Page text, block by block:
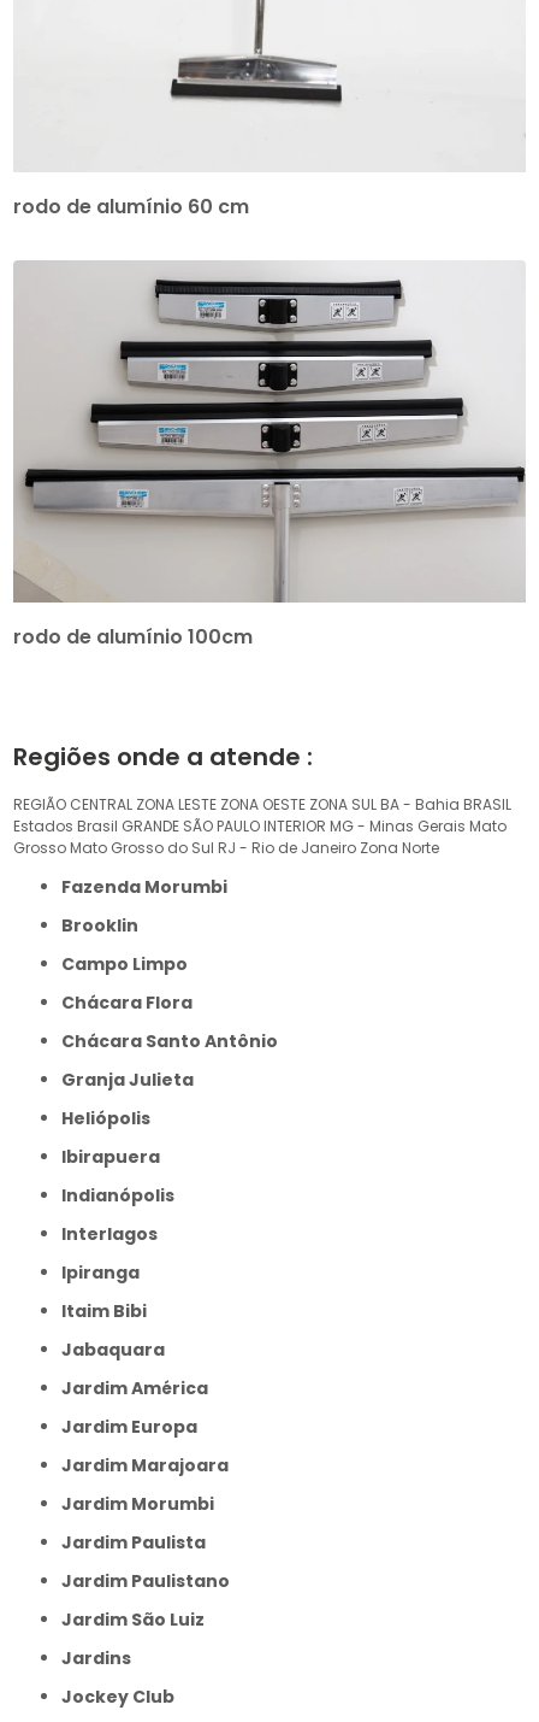
rodo de alumínio 60 cm
rodo de alumínio 100cm
Regiões onde a atende :
REGIÃO CENTRAL ZONA LESTE ZONA OESTE ZONA SUL BA - Bahia BRASIL
Estados Brasil GRANDE SÃO PAULO INTERIOR MG - Minas Gerais Mato
Grosso Mato Grosso do Sul RJ - Rio de Janeiro Zona Norte
Fazenda Morumbi
Brooklin
Campo Limpo
Chácara Flora
Chácara Santo Antônio
Granja Julieta
Heliópolis
Ibirapuera
Indianópolis
Interlagos
Ipiranga
Itaim Bibi
Jabaquara
Jardim América
Jardim Europa
Jardim Marajoara
Jardim Morumbi
Jardim Paulista
Jardim Paulistano
Jardim São Luiz
Jardins
Jockey Club